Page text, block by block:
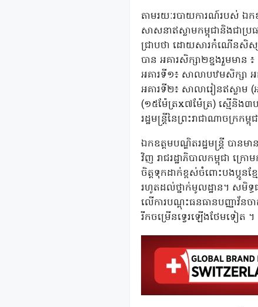
តាមរយៈរបាយការណ៍របស់ ឯក
សាសនាឥស្លាមកម្ពុជានិងជាប្រ
ជ្រាបថា ដោយសារកំណើនសិស្ស
បាន អគារសិក្សា២ខ្នងរួមមាន ៖
អគារទី១៖ សាលាបឋមសិក្សា
អគារទី២៖ សាលារៀនឥស្លាម
(១៥ម៉ែត្រx៧ម៉ែត្រ) ស្មើនិង
រដ្ឋមន្រ្តីនៃព្រះរាជាណាចក្រ
ឯកឧត្តមបណ្ឌិតរដ្ឋមន្រ្តី បាន
វិញ រាជរដ្ឋាភិបាលកម្ពុជា ក្រ
ចិត្តទុកដាក់ខ្ពស់ចំពោះបងប្អូន
រហូតដល់ថ្នាក់មូលដ្ឋាន។ សមិទ្ធ
លើការបណ្តុះធនធានបញ្ញាវ័ន
រីកចម្រើនទ្វេរឡើងថែមទៀត ។